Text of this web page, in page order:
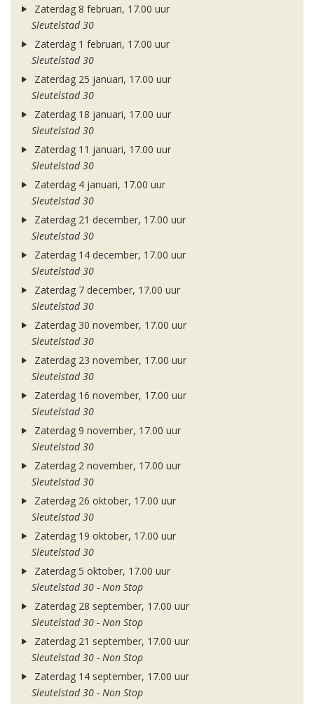
Zaterdag 8 februari, 17.00 uur
Sleutelstad 30
Zaterdag 1 februari, 17.00 uur
Sleutelstad 30
Zaterdag 25 januari, 17.00 uur
Sleutelstad 30
Zaterdag 18 januari, 17.00 uur
Sleutelstad 30
Zaterdag 11 januari, 17.00 uur
Sleutelstad 30
Zaterdag 4 januari, 17.00 uur
Sleutelstad 30
Zaterdag 21 december, 17.00 uur
Sleutelstad 30
Zaterdag 14 december, 17.00 uur
Sleutelstad 30
Zaterdag 7 december, 17.00 uur
Sleutelstad 30
Zaterdag 30 november, 17.00 uur
Sleutelstad 30
Zaterdag 23 november, 17.00 uur
Sleutelstad 30
Zaterdag 16 november, 17.00 uur
Sleutelstad 30
Zaterdag 9 november, 17.00 uur
Sleutelstad 30
Zaterdag 2 november, 17.00 uur
Sleutelstad 30
Zaterdag 26 oktober, 17.00 uur
Sleutelstad 30
Zaterdag 19 oktober, 17.00 uur
Sleutelstad 30
Zaterdag 5 oktober, 17.00 uur
Sleutelstad 30 - Non Stop
Zaterdag 28 september, 17.00 uur
Sleutelstad 30 - Non Stop
Zaterdag 21 september, 17.00 uur
Sleutelstad 30 - Non Stop
Zaterdag 14 september, 17.00 uur
Sleutelstad 30 - Non Stop